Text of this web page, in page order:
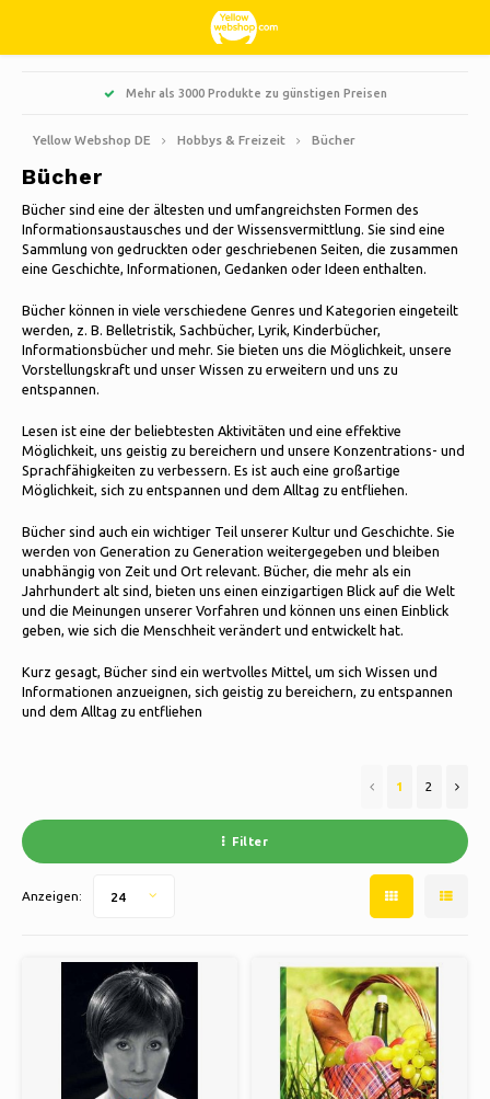
Hoofdmenu / haushalte
Kochen
Reinigen
Hoofdmenu / hobbys & freizeit
Bücher
Kreativ
Fahrräder
Camping
Reisen
Schlittschuhlaufen
Sport
Hoofdmenu / weihnachten
Künstliche Weihnachtsbäume
Weihnachtskränze & Girlanden
Weihnachtsdekoration
Hoofdmenu / kleidung
Jacken Nordberg Outdoor
Wintersport Nordberg Outdoor
Socken
Thermo
Hoofdmenu / süßigkeiten und bonbons
Süß, sauer und Lakritz
Hoofdmenu / garten
Barbecue
Pflanzgefäße und Blumentöpfe
Gartendekoration
Gartenwerkzeuge
Gartenmöbel
Hoofdmenu / wohnen, interieur und dekoration
Fußmatten
Dekoration & Zubehör
Glasbilder
Kerzen
Uhren
Lampen & Beleuchtung
Körbe, Töpfe & Vasen
Möbel
Hoofdmenu
Nederlands
Deutsch
Français
Español
Italiano
Polski
Mehr als 3000 Produkte zu günstigen Preisen
Yellow Webshop DE Hobbys & Freizeit Bücher
Bücher
Bücher sind eine der ältesten und umfangreichsten Formen des
Informationsaustausches und der Wissensvermittlung. Sie sind eine
Sammlung von gedruckten oder geschriebenen Seiten, die zusammen
eine Geschichte, Informationen, Gedanken oder Ideen enthalten.
Bücher können in viele verschiedene Genres und Kategorien eingeteilt
werden, z. B. Belletristik, Sachbücher, Lyrik, Kinderbücher,
Informationsbücher und mehr. Sie bieten uns die Möglichkeit, unsere
Vorstellungskraft und unser Wissen zu erweitern und uns zu
entspannen.
Lesen ist eine der beliebtesten Aktivitäten und eine effektive
Möglichkeit, uns geistig zu bereichern und unsere Konzentrations- und
Sprachfähigkeiten zu verbessern. Es ist auch eine großartige
Möglichkeit, sich zu entspannen und dem Alltag zu entfliehen.
Bücher sind auch ein wichtiger Teil unserer Kultur und Geschichte. Sie
werden von Generation zu Generation weitergegeben und bleiben
unabhängig von Zeit und Ort relevant. Bücher, die mehr als ein
Jahrhundert alt sind, bieten uns einen einzigartigen Blick auf die Welt
und die Meinungen unserer Vorfahren und können uns einen Einblick
geben, wie sich die Menschheit verändert und entwickelt hat.
Kurz gesagt, Bücher sind ein wertvolles Mittel, um sich Wissen und
Informationen anzueignen, sich geistig zu bereichern, zu entspannen
und dem Alltag zu entfliehen
Filter
1 2
Anzeigen: 24